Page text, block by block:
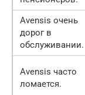
Avensis очень
дорог в
обслуживании.
Avensis часто
ломается.